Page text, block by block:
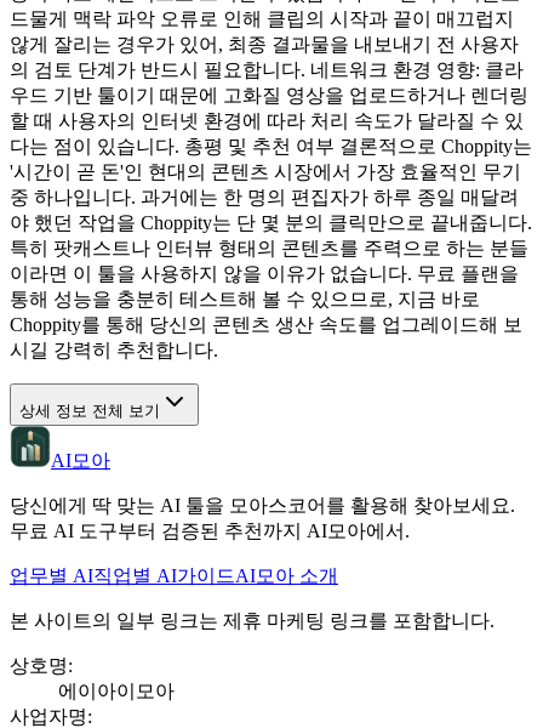
드물게 맥락 파악 오류로 인해 클립의 시작과 끝이 매끄럽지
않게 잘리는 경우가 있어, 최종 결과물을 내보내기 전 사용자
의 검토 단계가 반드시 필요합니다. 네트워크 환경 영향: 클라
우드 기반 툴이기 때문에 고화질 영상을 업로드하거나 렌더링
할 때 사용자의 인터넷 환경에 따라 처리 속도가 달라질 수 있
다는 점이 있습니다. 총평 및 추천 여부 결론적으로 Choppity는
'시간이 곧 돈'인 현대의 콘텐츠 시장에서 가장 효율적인 무기
중 하나입니다. 과거에는 한 명의 편집자가 하루 종일 매달려
야 했던 작업을 Choppity는 단 몇 분의 클릭만으로 끝내줍니다.
특히 팟캐스트나 인터뷰 형태의 콘텐츠를 주력으로 하는 분들
이라면 이 툴을 사용하지 않을 이유가 없습니다. 무료 플랜을
통해 성능을 충분히 테스트해 볼 수 있으므로, 지금 바로
Choppity를 통해 당신의 콘텐츠 생산 속도를 업그레이드해 보
시길 강력히 추천합니다.
상세 정보 전체 보기
AI모아
당신에게 딱 맞는 AI 툴을 모아스코어를 활용해 찾아보세요.
무료 AI 도구부터 검증된 추천까지 AI모아에서.
업무별 AI직업별 AI가이드AI모아 소개
본 사이트의 일부 링크는 제휴 마케팅 링크를 포함합니다.
상호명:
에이아이모아
사업자명: